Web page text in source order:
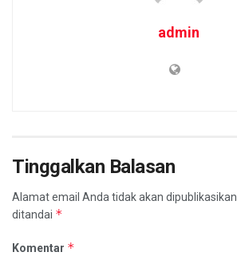
admin
Tinggalkan Balasan
Alamat email Anda tidak akan dipublikasikan.
ditandai *
Komentar *